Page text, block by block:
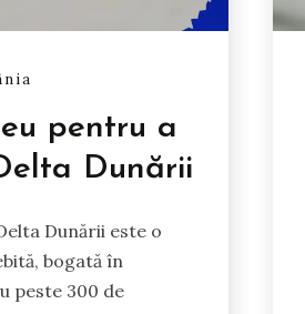
pentru a
Dunării
Dunării este o
bogată în
peste 300 de